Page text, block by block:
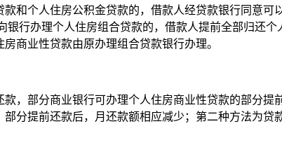
和个人住房公积金贷款的，借款人经贷款银行同意
行办理个人住房组合贷款的，借款人提前全部归还
商业性贷款由原办理组合贷款银行办理。
，部分商业银行可办理个人住房商业性贷款的部分
分提前还款后，月还款额相应减少；第二种方法为贷